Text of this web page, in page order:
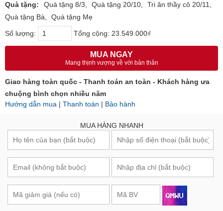
Quà tặng:
Quà tặng 8/3 Quà tặng 20/10
Tri ân thầy cô 20/11
Quà tặng Bà
Quà tặng Mẹ
Số lượng: Tổng cộng: 23.549.000₫
MUA NGAY
Mang thịnh vượng về với bản thân
Giao hàng toàn quốc - Thanh toán an toàn - Khách hàng ưa
chuộng bình chọn nhiều năm
Hướng dẫn mua | Thanh toán | Bảo hành
MUA HÀNG NHANH